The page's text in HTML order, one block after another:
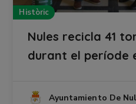
Històric
Nules recicla 41
durant el període
Ayuntamiento De